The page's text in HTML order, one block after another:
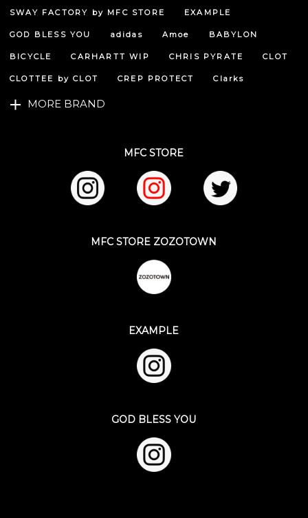
SWAY FACTORY by MFC STORE EXAMPLE
GOD BLESS YOU adidas Amoe BABYLON
BICYCLE CARHARTT WIP CHRIS PYRATE CLOT
CLOTTEE by CLOT CREP PROTECT Clarks
MORE BRAND
MFC STORE
MFC STORE ZOZOTOWN
EXAMPLE
GOD BLESS YOU